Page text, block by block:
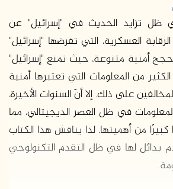
ظل تزايد الحديث في "إسرائيل" عن
العسكرية، التي تفرضها "إسرائيل"
أمنية متنوعة، حيث تمنع "إسرائيل"
من المعلومات التي تعتبرها أمنية
على ذلك. إلا أنّ السنوات الأخيرة،
في ظل العصر الديجيتالي، مما
كبيرًا من أهميتها. لذا يناقش هذا الكتاب
بدائل لها في ظل التقدم التكنولوجي